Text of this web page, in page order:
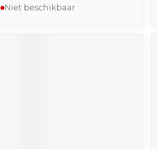
Niet beschikbaar